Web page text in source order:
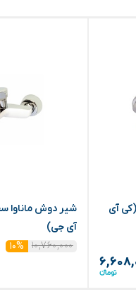
آی
شیر دوش ماناوا
آی جی)
۱۰,۷۶۰,۰۰۰
۱۰%